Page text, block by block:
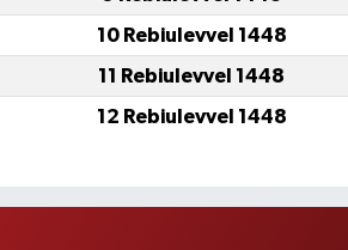
10 Rebiulevvel 1448
11 Rebiulevvel 1448
12 Rebiulevvel 1448